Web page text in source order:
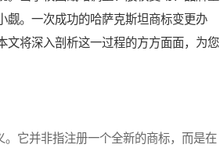
觑。一次成功的哈萨克斯坦商标变更办
文将深入剖析这一过程的方方面面，为您
它并非指注册一个全新的商标，而是在